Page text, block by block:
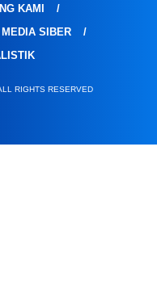
KAMI
SIBER
RIGHTS RESERVED